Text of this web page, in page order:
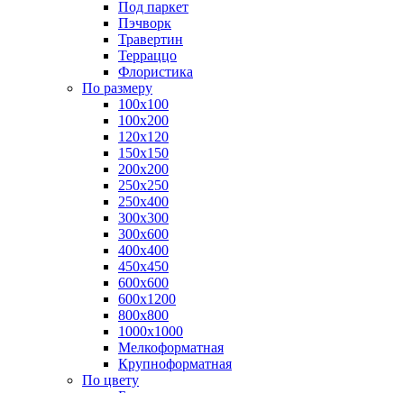
Под паркет
Пэчворк
Травертин
Терраццо
Флористика
По размеру
100х100
100х200
120х120
150х150
200х200
250х250
250х400
300х300
300х600
400х400
450х450
600х600
600х1200
800х800
1000х1000
Мелкоформатная
Крупноформатная
По цвету